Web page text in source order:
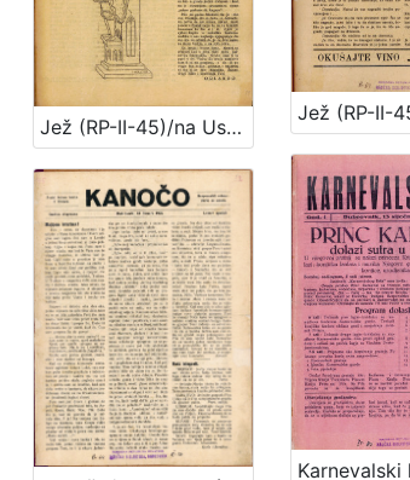
Jež (RP-II-45)/na Uskrsenje 1934
Jež (RP-II-
Karnevalski